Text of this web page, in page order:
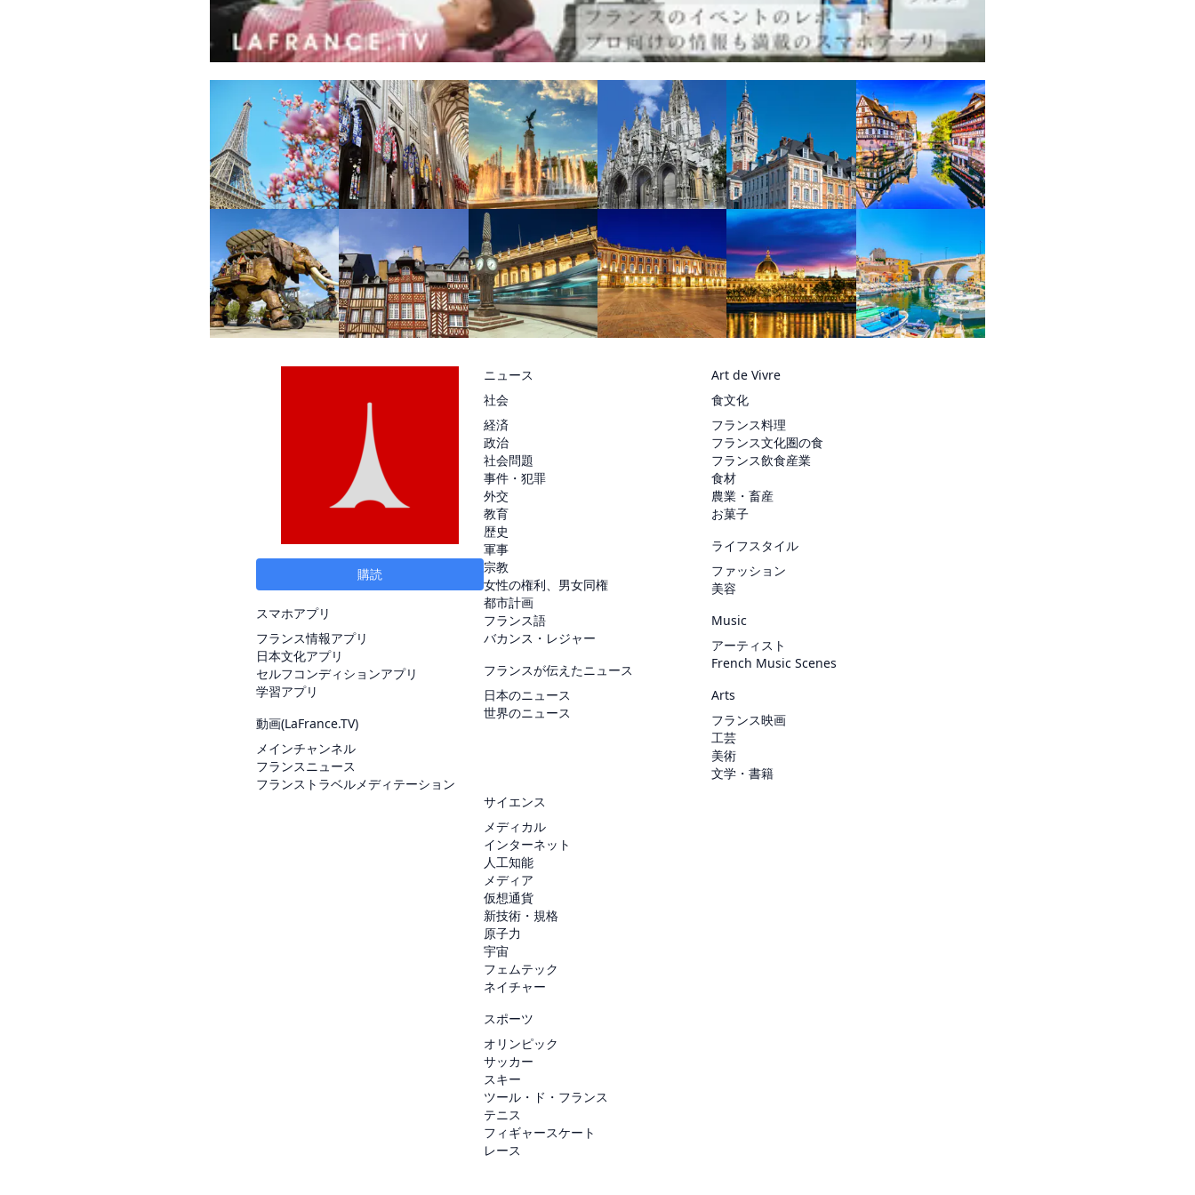
購読
スマホアプリ
フランス情報アプリ
日本文化アプリ
セルフコンディションアプリ
学習アプリ
動画(LaFrance.TV)
メインチャンネル
フランスニュース
フランストラベルメディテーション
ニュース
社会
経済
政治
社会問題
事件・犯罪
外交
教育
歴史
軍事
宗教
女性の権利、男女同権
都市計画
フランス語
バカンス・レジャー
フランスが伝えたニュース
日本のニュース
世界のニュース
Art de Vivre
食文化
フランス料理
フランス文化圏の食
フランス飲食産業
食材
農業・畜産
お菓子
ライフスタイル
ファッション
美容
Music
アーティスト
French Music Scenes
Arts
フランス映画
工芸
美術
文学・書籍
サイエンス
メディカル
インターネット
人工知能
メディア
仮想通貨
新技術・規格
原子力
宇宙
フェムテック
ネイチャー
スポーツ
オリンピック
サッカー
スキー
ツール・ド・フランス
テニス
フィギャースケート
レース